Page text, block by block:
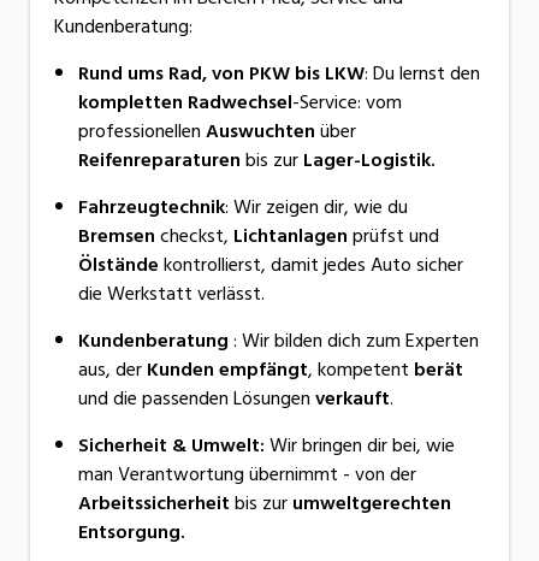
Kundenberatung:
Rund ums Rad, von PKW bis LKW: Du lernst den
kompletten Radwechsel-Service: vom
professionellenAuswuchtenüber
Reifenreparaturenbis zurLager-Logistik.
Fahrzeugtechnik: Wir zeigen dir, wie du
Bremsencheckst, Lichtanlagenprüfst und
Ölständekontrollierst, damit jedes Auto sicher
die Werkstatt verlässt.
Kundenberatung: Wir bilden dich zum Experten
aus, derKunden empfängt, kompetent berät
und die passenden Lösungenverkauft.
Sicherheit & Umwelt:Wir bringen dir bei, wie
man Verantwortung übernimmt - von der
Arbeitssicherheitbis zurumweltgerechten
Entsorgung.